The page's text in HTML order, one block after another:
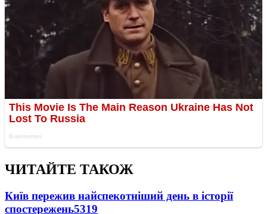
ЧИТАЙТЕ ТАКОЖ
Київ пережив найспекотніший день в історії
спостережень5319